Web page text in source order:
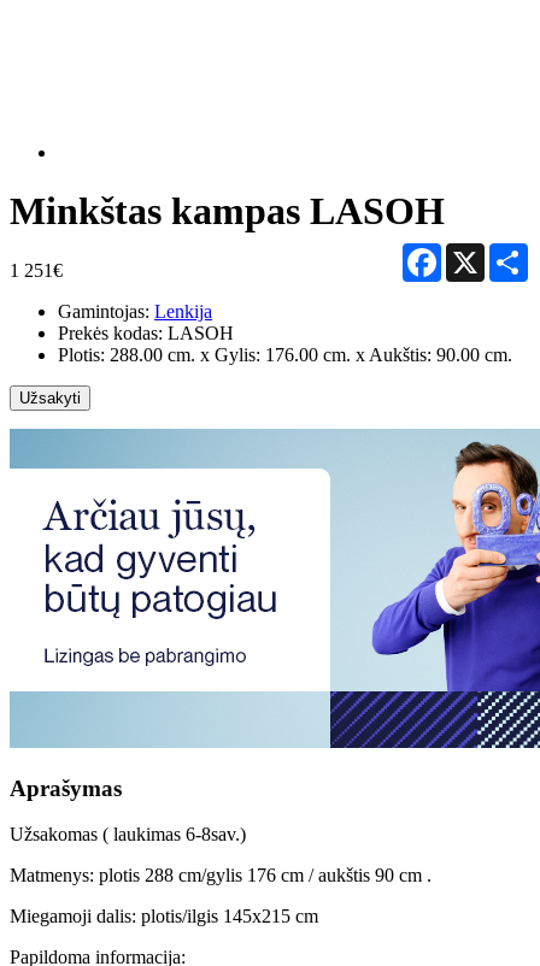
Minkštas kampas LASOH
1 251€
Facebook
X
Gamintojas: Lenkija
Prekės kodas: LASOH
Plotis: 288.00 cm. x Gylis: 176.00 cm. x Aukštis: 90.00 cm.
Užsakyti
Aprašymas
Užsakomas ( laukimas 6-8sav.)
Matmenys: plotis 288 cm/gylis 176 cm / aukštis 90 cm .
Miegamoji dalis: plotis/ilgis 145x215 cm
Papildoma informacija: